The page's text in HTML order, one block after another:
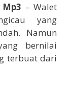
– Walet
yang
Namun
bernilai
terbuat dari